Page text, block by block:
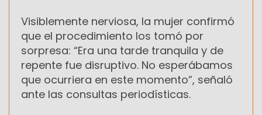
Visiblemente nerviosa, la mujer confirmó
que el procedimiento los tomó por
sorpresa: “Era una tarde tranquila y de
repente fue disruptivo. No esperábamos
que ocurriera en este momento”, señaló
ante las consultas periodísticas.